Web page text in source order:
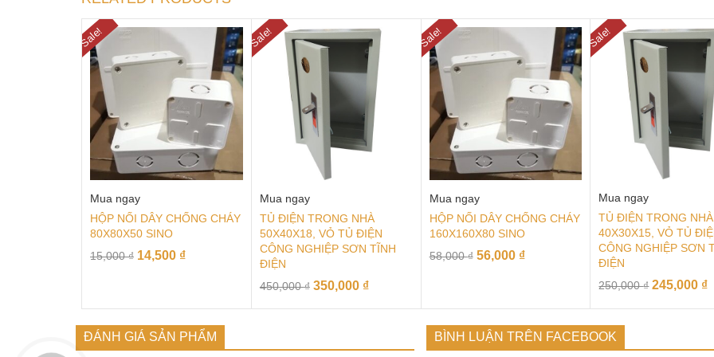
Sale!
Mua ngay
HỘP NỐI DÂY CHỐNG CHÁY
80X80X50 SINO
15,000₫ 14,500 ₫
Sale!
Mua ngay
TỦ ĐIỆN TRONG NHÀ
50X40X18, VỎ TỦ ĐIỆN
CÔNG NGHIỆP SƠN TĨNH
ĐIỆN
450,000₫ 350,000 ₫
Sale!
Mua ngay
HỘP NỐI DÂY CHỐNG CHÁY
160X160X80 SINO
58,000₫ 56,000 ₫
Sale!
Mua ngay
TỦ ĐIỆN TRONG NHÀ
40X30X15, VỎ TỦ
CÔNG NGHIỆP SƠN
ĐIỆN
250,000₫ 245,000 ₫
ĐÁNH GIÁ SẢN PHẨM BÌNH LUẬN TRÊN FACEBOOK